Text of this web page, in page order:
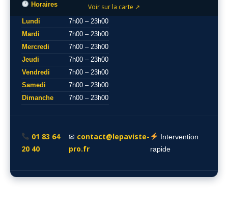
Voir sur la carte ↗
Horaires
Lundi
7h00 – 23h00
Mardi
7h00 – 23h00
Mercredi
7h00 – 23h00
Jeudi
7h00 – 23h00
Vendredi
7h00 – 23h00
Samedi
7h00 – 23h00
Dimanche
7h00 – 23h00
01 83 64
20 40
✉ contact@lepaviste-
pro.fr
Intervention
rapide